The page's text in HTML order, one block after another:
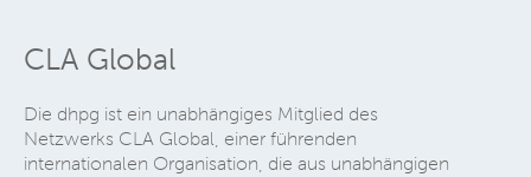
CLA Global
Die dhpg ist ein unabhängiges Mitglied des
Netzwerks CLA Global, einer führenden
internationalen Organisation, die aus unabhängigen